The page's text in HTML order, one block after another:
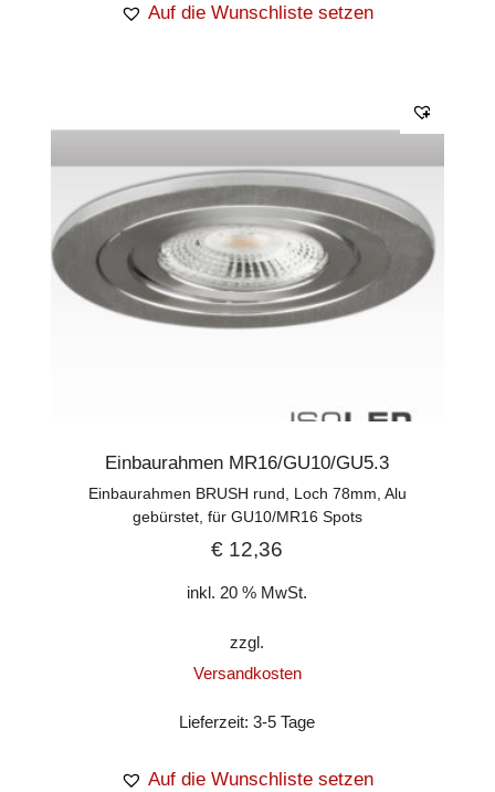
Auf die Wunschliste setzen
Einbaurahmen MR16/GU10/GU5.3
Einbaurahmen BRUSH rund, Loch 78mm, Alu
gebürstet, für GU10/MR16 Spots
€ 12,36
inkl. 20 % MwSt.
zzgl.
Versandkosten
Lieferzeit:3-5 Tage
Auf die Wunschliste setzen